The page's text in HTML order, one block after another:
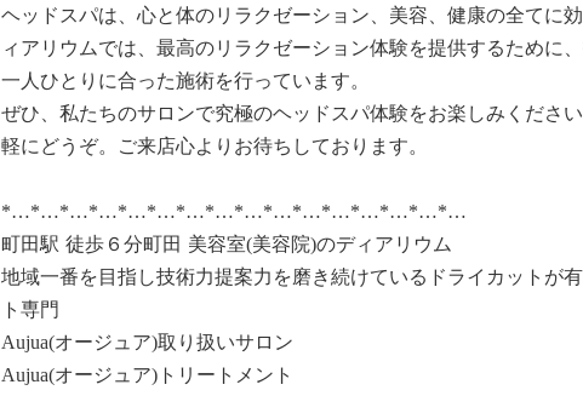
ヘッドスパは、心と体のリラクゼーション、美容、健康の全てに
ィアリウムでは、最高のリラクゼーション体験を提供するために
一人ひとりに合った施術を行っています。
ぜひ、私たちのサロンで究極のヘッドスパ体験をお楽しみくださ
軽にどうぞ。ご来店心よりお待ちしております。
*…*…*…*…*…*…*…*…*…*…*…*…*…*…*…*…
町田駅 徒歩６分町田 美容室(美容院)のディアリウム
地域一番を目指し技術力提案力を磨き続けているドライカットが
ト専門
Aujua(オージュア)取り扱いサロン
Aujua(オージュア)トリートメント